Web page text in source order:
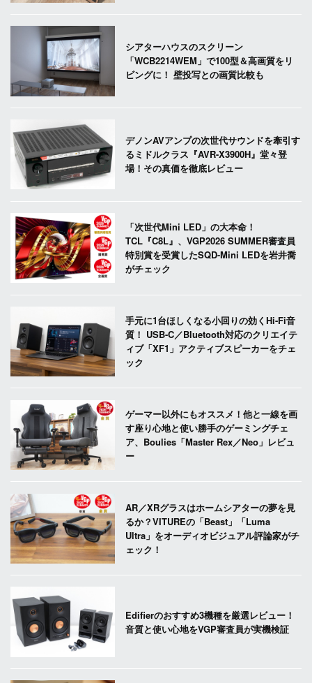
シアターハウスのスクリーン
「WCB2214WEM」で100型＆高画質をリ
ビングに！ 壁投写との画質比較も
デノンAVアンプの次世代サウンドを牽引す
るミドルクラス『AVR-X3900H』堂々登
場！その真価を徹底レビュー
「次世代Mini LED」の大本命！
TCL『C8L』、VGP2026 SUMMER審査員
特別賞を受賞したSQD-Mini LEDを岩井喬
がチェック
手元に1台ほしくなる小回りの効くHi-Fi音
質！ USB-C／Bluetooth対応のクリエイテ
ィブ「XF1」アクティブスピーカーをチェ
ック
ゲーマー以外にもオススメ！他と一線を画
す座り心地と使い勝手のゲーミングチェ
ア、Boulies「Master Rex／Neo」レビュ
ー
AR／XRグラスはホームシアターの夢を見
るか？VITUREの「Beast」「Luma
Ultra」をオーディオビジュアル評論家がチ
ェック！
Edifierのおすすめ3機種を厳選レビュー！
音質と使い心地をVGP審査員が実機検証